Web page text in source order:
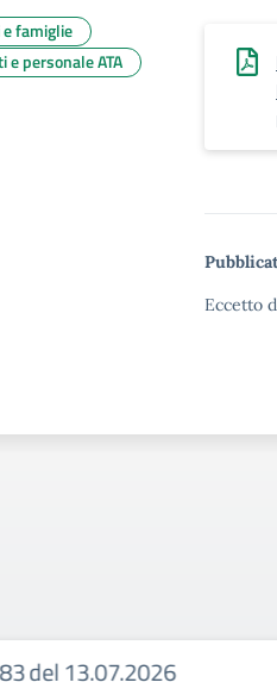
Eccetto
famiglie
e personale ATA
del 13.07.2026